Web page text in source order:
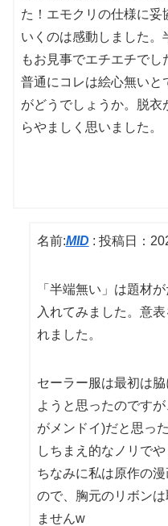
た！エモクリの仕様に妥
いくのは感動しました
もお見事でエチエチでし
普通にコレは絵心無いと
がどうでしょうか。脱衣
らやましく思いました。
名前:MID : 投稿日：
「半端無い」は題材
入れてみました。意
れました。
セーラー服は最初は
ようと思ったのです
がメンドイ)だと思っ
しちまえ的なノリでや
ちなみに私は原作の
ので、胸元のリボン
ませんw